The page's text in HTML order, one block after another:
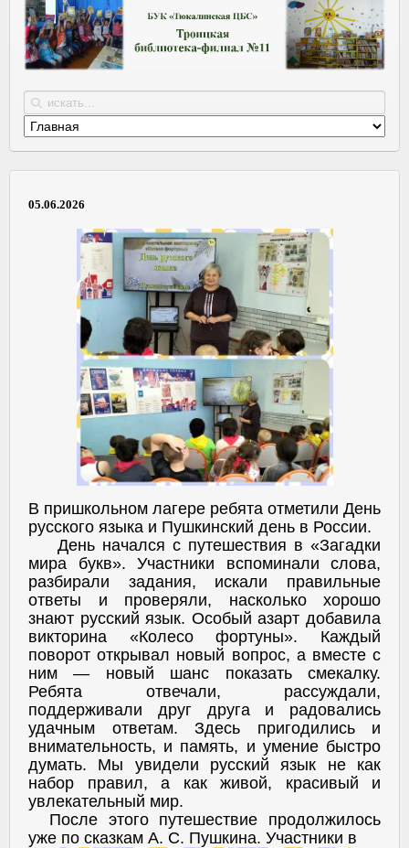
05.06.2026
В пришкольном лагере ребята отметили День
русского языка и Пушкинский день в России.
День начался с путешествия в «Загадки
мира букв». Участники вспоминали слова,
разбирали задания, искали правильные
ответы и проверяли, насколько хорошо
знают русский язык. Особый азарт добавила
викторина «Колесо фортуны». Каждый
поворот открывал новый вопрос, а вместе с
ним — новый шанс показать смекалку.
Ребята отвечали, рассуждали,
поддерживали друг друга и радовались
удачным ответам. Здесь пригодились и
внимательность, и память, и умение быстро
думать. Мы увидели русский язык не как
набор правил, а как живой, красивый и
увлекательный мир.
После этого путешествие продолжилось
уже по сказкам А. С. Пушкина. Участники в